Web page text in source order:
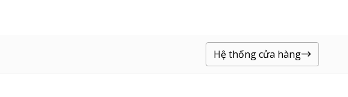
Hệ thống cửa hàng